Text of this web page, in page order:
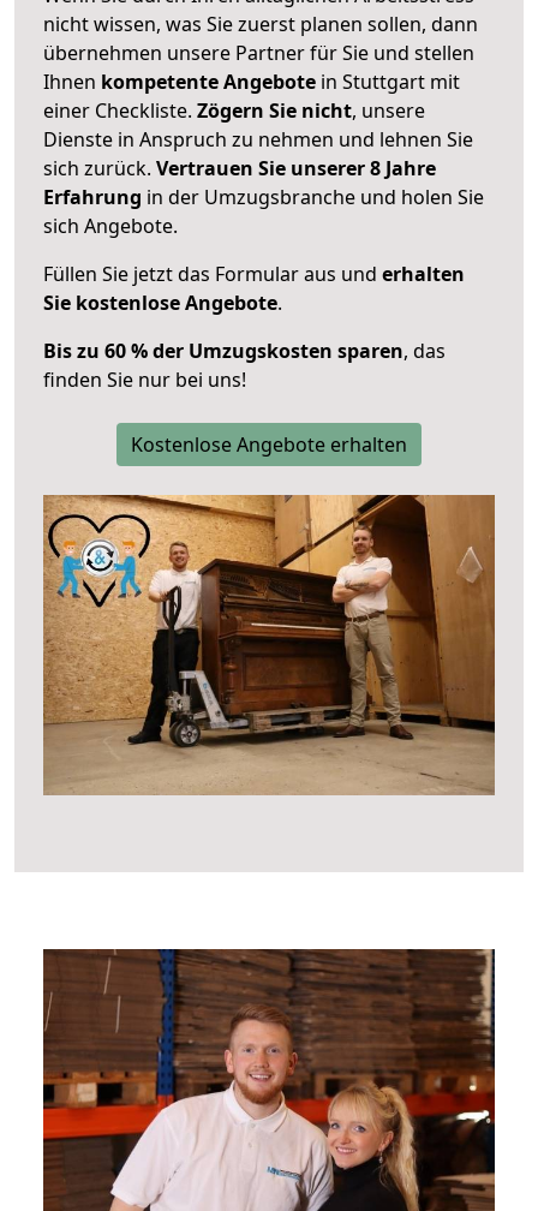
nicht wissen, was Sie zuerst planen sollen, dann
übernehmen unsere Partner für Sie und stellen
Ihnen kompetente Angebote in Stuttgart mit
einer Checkliste. Zögern Sie nicht, unsere
Dienste in Anspruch zu nehmen und lehnen Sie
sich zurück. Vertrauen Sie unserer 8 Jahre
Erfahrung in der Umzugsbranche und holen Sie
sich Angebote.
Füllen Sie jetzt das Formular aus und erhalten
Sie kostenlose Angebote.
Bis zu 60 % der Umzugskosten sparen, das
finden Sie nur bei uns!
Kostenlose Angebote erhalten